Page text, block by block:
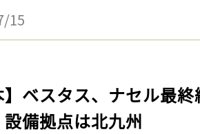
15
】ベスタス、ナセル最
備拠点は北九州
会員登録